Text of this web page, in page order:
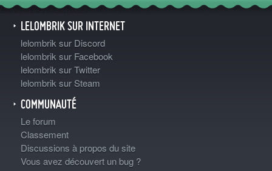
LELOMBRIK SUR INTERNET
lelombrik sur Discord
lelombrik sur Facebook
lelombrik sur Twitter
lelombrik sur Steam
COMMUNAUTÉ
Le forum
Classement
Discussions à propos du site
Vous avez découvert un bug ?